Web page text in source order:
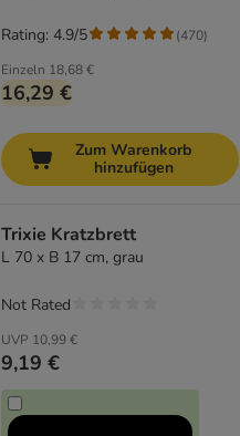
Einzeln 18,68 €
16,29 €
Rating: 4.9/5 (470)
Zum Warenkorb
hinzufügen
Trixie Kratzbrett
L 70 x B 17 cm, grau
UVP 10,99 €
9,19 €
Not Rated